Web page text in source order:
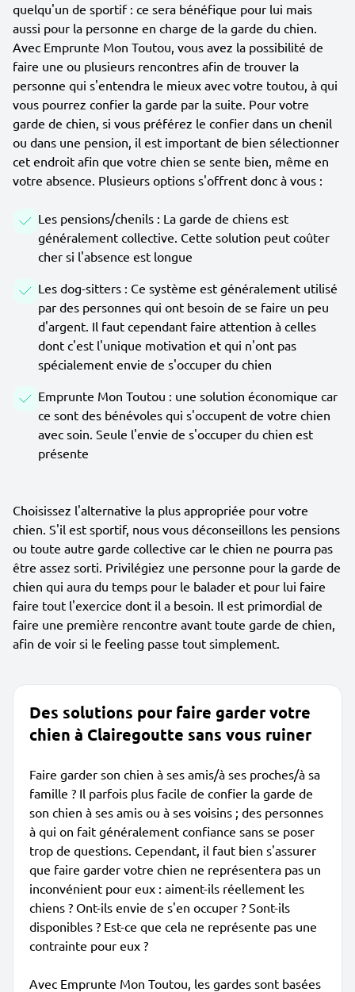
quelqu'un de sportif : ce sera bénéfique pour lui mais
aussi pour la personne en charge de la garde du chien.
Avec Emprunte Mon Toutou, vous avez la possibilité de
faire une ou plusieurs rencontres afin de trouver la
personne qui s'entendra le mieux avec votre toutou, à qui
vous pourrez confier la garde par la suite. Pour votre
garde de chien, si vous préférez le confier dans un chenil
ou dans une pension, il est important de bien sélectionner
cet endroit afin que votre chien se sente bien, même en
votre absence. Plusieurs options s'offrent donc à vous :
Les pensions/chenils : La garde de chiens est
généralement collective. Cette solution peut coûter
cher si l'absence est longue
Les dog-sitters : Ce système est généralement utilisé
par des personnes qui ont besoin de se faire un peu
d'argent. Il faut cependant faire attention à celles
dont c'est l'unique motivation et qui n'ont pas
spécialement envie de s'occuper du chien
Emprunte Mon Toutou : une solution économique car
ce sont des bénévoles qui s'occupent de votre chien
avec soin. Seule l'envie de s'occuper du chien est
présente
Choisissez l'alternative la plus appropriée pour votre
chien. S'il est sportif, nous vous déconseillons les pensions
ou toute autre garde collective car le chien ne pourra pas
être assez sorti. Privilégiez une personne pour la garde de
chien qui aura du temps pour le balader et pour lui faire
faire tout l'exercice dont il a besoin. Il est primordial de
faire une première rencontre avant toute garde de chien,
afin de voir si le feeling passe tout simplement.
Des solutions pour faire garder votre
chien à Clairegoutte sans vous ruiner
Faire garder son chien à ses amis/à ses proches/à sa
famille ? Il parfois plus facile de confier la garde de
son chien à ses amis ou à ses voisins ; des personnes
à qui on fait généralement confiance sans se poser
trop de questions. Cependant, il faut bien s'assurer
que faire garder votre chien ne représentera pas un
inconvénient pour eux : aiment-ils réellement les
chiens ? Ont-ils envie de s'en occuper ? Sont-ils
disponibles ? Est-ce que cela ne représente pas une
contrainte pour eux ?
Avec Emprunte Mon Toutou, les gardes sont basées